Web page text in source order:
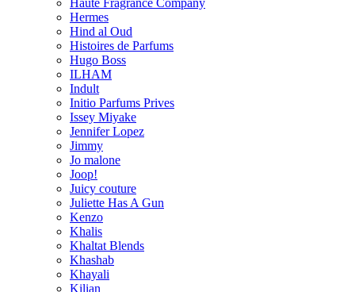
Haute Fragrance Company
Hermes
Hind al Oud
Histoires de Parfums
Hugo Boss
ILHAM
Indult
Initio Parfums Prives
Issey Miyake
Jennifer Lopez
Jimmy
Jo malone
Joop!
Juicy couture
Juliette Has A Gun
Kenzo
Khalis
Khaltat Blends
Khashab
Khayali
Kilian